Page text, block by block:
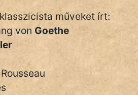
műveket írt:
von Goethe